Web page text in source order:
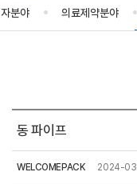
분야 의료제약분야
동 파이프
WELCOMEPACK 2024-